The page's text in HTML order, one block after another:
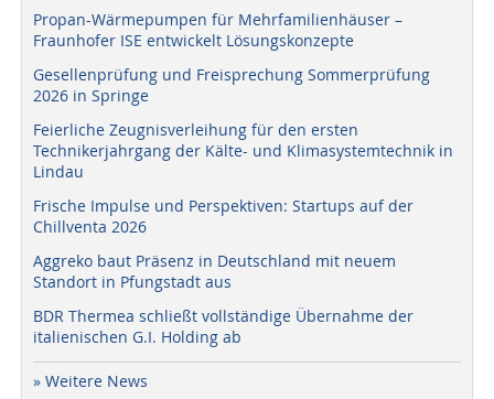
Propan-Wärmepumpen für Mehrfamilienhäuser –
Fraunhofer ISE entwickelt Lösungskonzepte
Gesellenprüfung und Freisprechung Sommerprüfung
2026 in Springe
Feierliche Zeugnisverleihung für den ersten
Technikerjahrgang der Kälte- und Klimasystemtechnik in
Lindau
Frische Impulse und Perspektiven: Startups auf der
Chillventa 2026
Aggreko baut Präsenz in Deutschland mit neuem
Standort in Pfungstadt aus
BDR Thermea schließt vollständige Übernahme der
italienischen G.I. Holding ab
» Weitere News